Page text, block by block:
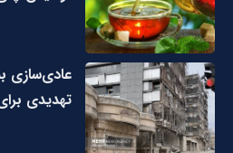
عادی‌سازی
تهدیدی